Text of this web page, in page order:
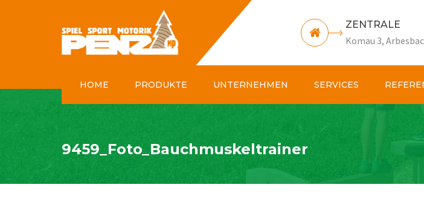
ZENTRALE
Komau 3,
HOME PRODUKTE
GARTEN & PARK
UNTERNEHMEN SERVICES
9459_Foto_Bauchmuskeltrainer